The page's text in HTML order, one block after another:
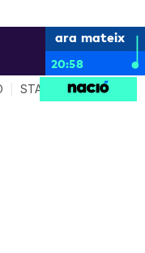
ara mateix
20:58
STAR SYSTEM